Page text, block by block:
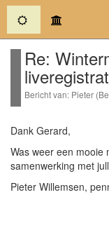
(current)
Re:
Bericht van: Pieter
Dank Gerard,
Was weer een mooie
samenwerking met
Pieter Willemsen,